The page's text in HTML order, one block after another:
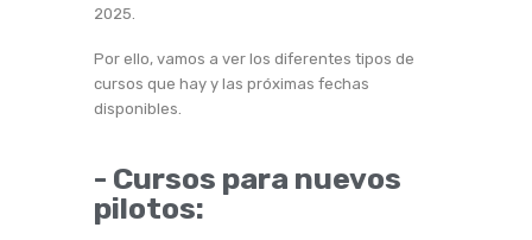
2025.
Por ello, vamos a ver los diferentes tipos de
cursos que hay y las próximas fechas
disponibles.
- Cursos para nuevos
pilotos: